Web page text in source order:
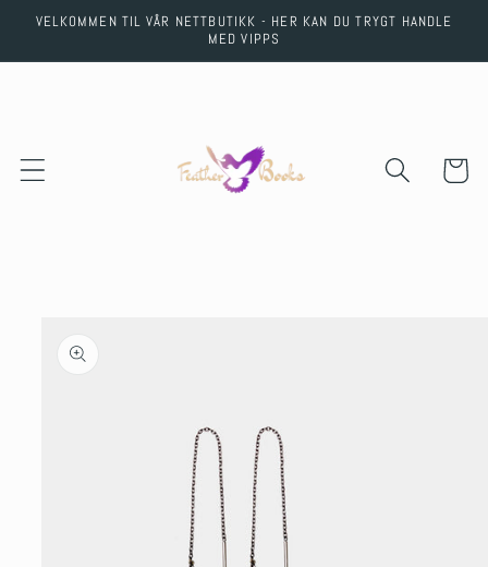
Skip to
VELKOMMEN TIL VÅR NETTBUTIKK - HER KAN DU TRYGT HANDLE
MED VIPPS
Cart
product
information